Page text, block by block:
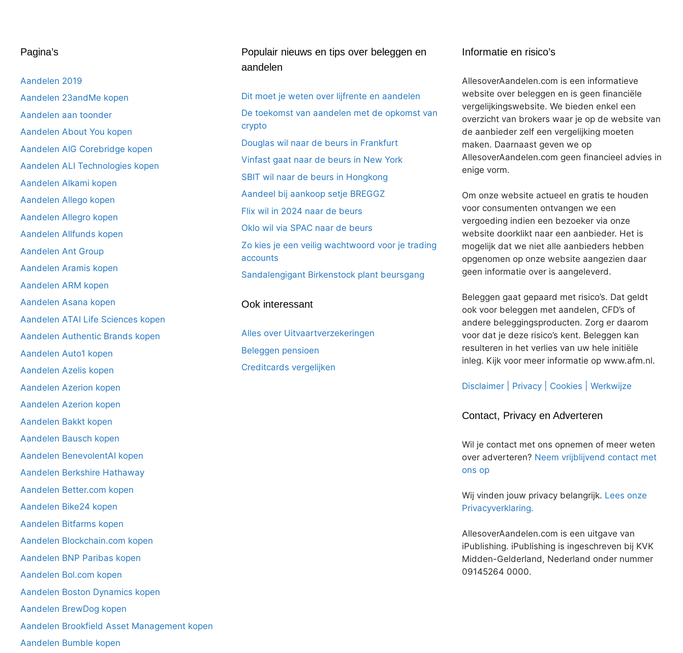
Pagina’s
Aandelen 2019
Aandelen 23andMe kopen
Aandelen aan toonder
Aandelen About You kopen
Aandelen AIG Corebridge kopen
Aandelen ALI Technologies kopen
Aandelen Alkami kopen
Aandelen Allego kopen
Aandelen Allegro kopen
Aandelen Allfunds kopen
Aandelen Ant Group
Aandelen Aramis kopen
Aandelen ARM kopen
Aandelen Asana kopen
Aandelen ATAI Life Sciences kopen
Aandelen Authentic Brands kopen
Aandelen Auto1 kopen
Aandelen Azelis kopen
Aandelen Azerion kopen
Aandelen Azerion kopen
Aandelen Bakkt kopen
Aandelen Bausch kopen
Aandelen BenevolentAI kopen
Aandelen Berkshire Hathaway
Aandelen Better.com kopen
Aandelen Bike24 kopen
Aandelen Bitfarms kopen
Aandelen Blockchain.com kopen
Aandelen BNP Paribas kopen
Aandelen Bol.com kopen
Aandelen Boston Dynamics kopen
Aandelen BrewDog kopen
Aandelen Brookfield Asset Management kopen
Aandelen Bumble kopen
Populair nieuws en tips over beleggen en
aandelen
Dit moet je weten over lijfrente en aandelen
De toekomst van aandelen met de opkomst van
crypto
Douglas wil naar de beurs in Frankfurt
Vinfast gaat naar de beurs in New York
SBIT wil naar de beurs in Hongkong
Aandeel bij aankoop setje BREGGZ
Flix wil in 2024 naar de beurs
Oklo wil via SPAC naar de beurs
Zo kies je een veilig wachtwoord voor je trading
accounts
Sandalengigant Birkenstock plant beursgang
Ook interessant
Alles over Uitvaartverzekeringen
Beleggen pensioen
Creditcards vergelijken
Informatie en risico’s
AllesoverAandelen.com is een informatieve
website over beleggen en is geen financiële
vergelijkingswebsite. We bieden enkel een
overzicht van brokers waar je op de website van
de aanbieder zelf een vergelijking moeten
maken. Daarnaast geven we op
AllesoverAandelen.com geen financieel advies in
enige vorm.
Om onze website actueel en gratis te houden
voor consumenten ontvangen we een
vergoeding indien een bezoeker via onze
website doorklikt naar een aanbieder. Het is
mogelijk dat we niet alle aanbieders hebben
opgenomen op onze website aangezien daar
geen informatie over is aangeleverd.
Beleggen gaat gepaard met risico’s. Dat geldt
ook voor beleggen met aandelen, CFD’s of
andere beleggingsproducten. Zorg er daarom
voor dat je deze risico’s kent. Beleggen kan
resulteren in het verlies van uw hele initiële
inleg. Kijk voor meer informatie op www.afm.nl.
Disclaimer | Privacy | Cookies | Werkwijze
Contact, Privacy en Adverteren
Wil je contact met ons opnemen of meer weten
over adverteren? Neem vrijblijvend contact met
ons op
Wij vinden jouw privacy belangrijk. Lees onze
Privacyverklaring.
AllesoverAandelen.com is een uitgave van
iPublishing. iPublishing is ingeschreven bij KVK
Midden-Gelderland, Nederland onder nummer
09145264 0000.